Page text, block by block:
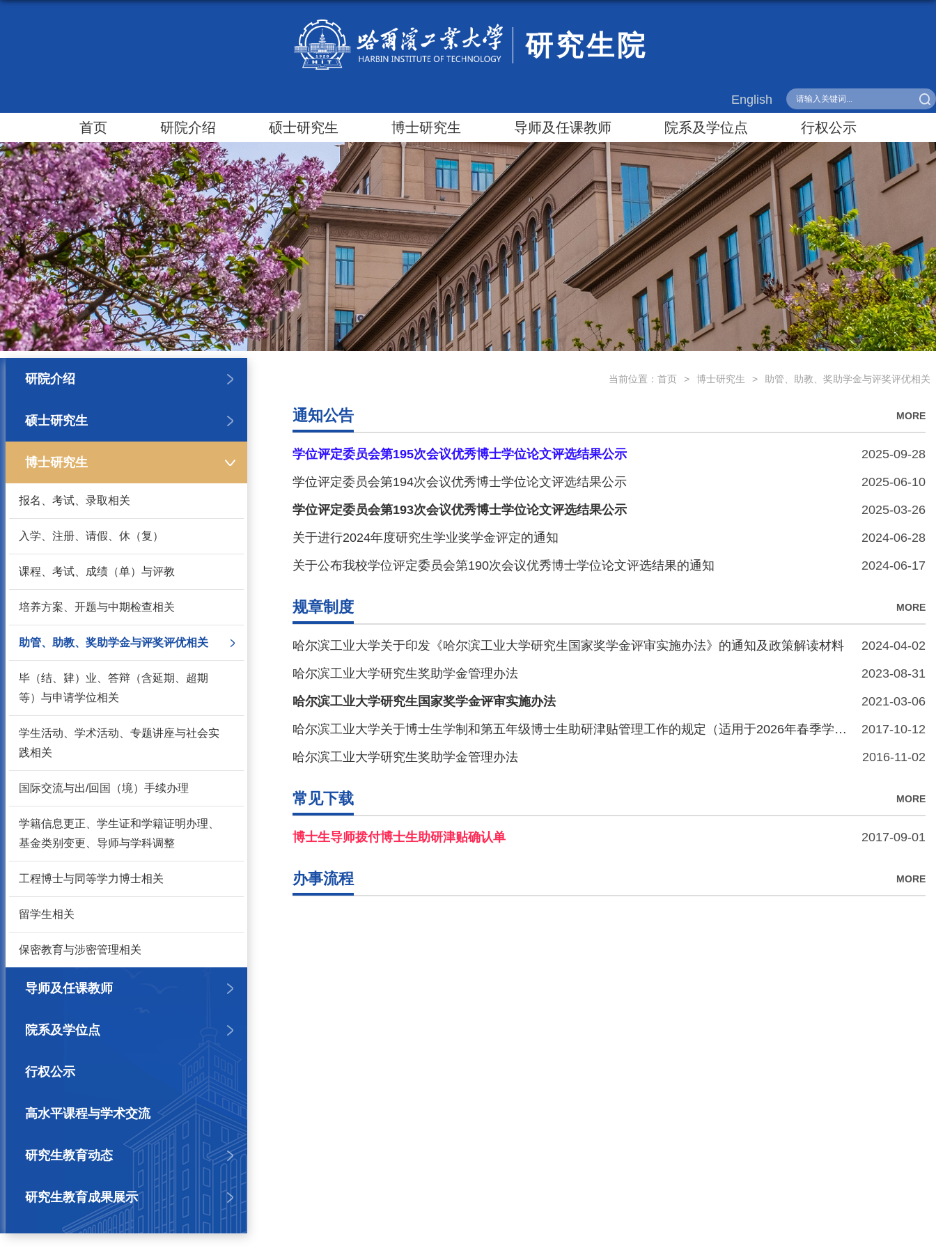
研究生院
English
首页 研院介绍 硕士研究生 博士研究生 导师及任课教师 院系及学位点 行权公示
研院介绍
硕士研究生
博士研究生
报名、考试、录取相关
入学、注册、请假、休（复）
课程、考试、成绩（单）与评教
培养方案、开题与中期检查相关
助管、助教、奖助学金与评奖评优相关
毕（结、肄）业、答辩（含延期、超期
等）与申请学位相关
学生活动、学术活动、专题讲座与社会实
践相关
国际交流与出/回国（境）手续办理
学籍信息更正、学生证和学籍证明办理、
基金类别变更、导师与学科调整
工程博士与同等学力博士相关
留学生相关
保密教育与涉密管理相关
导师及任课教师
院系及学位点
行权公示
高水平课程与学术交流
研究生教育动态
研究生教育成果展示
当前位置： 首页 > 博士研究生 > 助管、助教、奖助学金与评奖评优相关
通知公告 MORE
学位评定委员会第195次会议优秀博士学位论文评选结果公示
2025-09-28
学位评定委员会第194次会议优秀博士学位论文评选结果公示
2025-06-10
学位评定委员会第193次会议优秀博士学位论文评选结果公示
2025-03-26
关于进行2024年度研究生学业奖学金评定的通知
2024-06-28
关于公布我校学位评定委员会第190次会议优秀博士学位论文评选结果的通知
2024-06-17
规章制度 MORE
哈尔滨工业大学关于印发《哈尔滨工业大学研究生国家奖学金评审实施办法》的通知及政策解读材料
2024-04-02
哈尔滨工业大学研究生奖助学金管理办法
2023-08-31
哈尔滨工业大学研究生国家奖学金评审实施办法
2021-03-06
哈尔滨工业大学关于博士生学制和第五年级博士生助研津贴管理工作的规定（适用于2026年春季学期及以前入学的研究生 ）
2017-10-12
哈尔滨工业大学研究生奖助学金管理办法
2016-11-02
常见下载 MORE
博士生导师拨付博士生助研津贴确认单 2017-09-01
办事流程 MORE